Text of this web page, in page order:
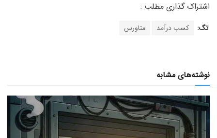
تگ: کسب درآمد متاورس
نوشته‌های مشابه